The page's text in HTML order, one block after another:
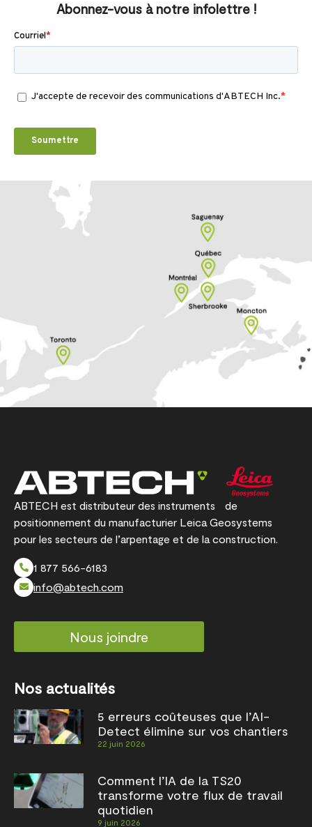
Abonnez-vous à notre infolettre !
ABTECH est distributeur des instruments de
positionnement du manufacturier Leica Geosystems
pour les secteurs de l’arpentage et de la construction.
1 877 566-6183
info@abtech.com
Nous joindre
Nos actualités
5 erreurs coûteuses que l’AI-
Detect élimine sur vos chantiers
22 juin 2026
Comment l’IA de la TS20
transforme votre flux de travail
quotidien
9 juin 2026